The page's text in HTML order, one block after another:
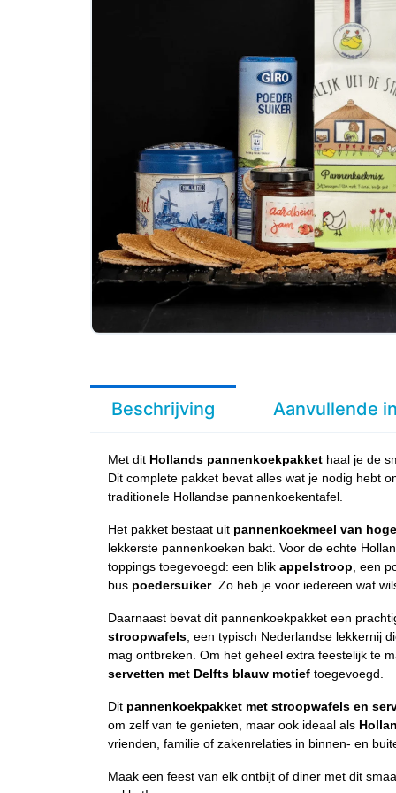
Beschrijving Aanvullende
Met dit Hollands pannenkoekpakket haal je de
Dit complete pakket bevat alles wat je nodig hebt
traditionele Hollandse pannenkoekentafel.
Het pakket bestaat uit pannenkoekmeel van
lekkerste pannenkoeken bakt. Voor de echte
toppings toegevoegd: een blik appelstroop , een
bus poedersuiker. Zo heb je voor iedereen wat
Daarnaast bevat dit pannenkoekpakket een
stroopwafels , een typisch Nederlandse lekkernij
mag ontbreken. Om het geheel extra feestelijk te
servetten met Delfts blauw motief toegevoegd.
Dit pannenkoekpakket met stroopwafels en
om zelf van te genieten, maar ook ideaal als
vrienden, familie of zakenrelaties in binnen- en
Maak een feest van elk ontbijt of diner met dit